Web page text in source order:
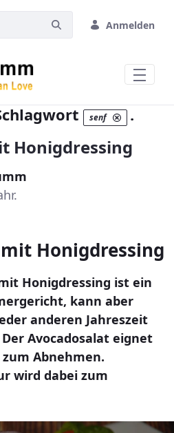
Anmelden
senf .
Honigdressing
Honigdressing
Honigdressing ist ein
kann aber
anderen Jahreszeit
Avocadosalat eignet
Abnehmen.
wird dabei zum